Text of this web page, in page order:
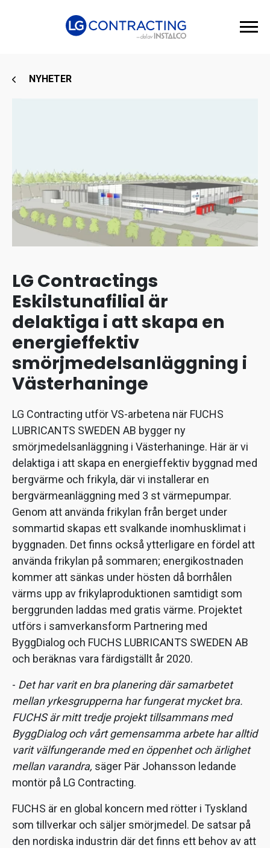
NYHETER
LG Contractings
Eskilstunafilial är
delaktiga i att skapa en
energieffektiv
smörjmedelsanläggning i
Västerhaninge
LG Contracting utför VS-arbetena när FUCHS
LUBRICANTS SWEDEN AB bygger ny
smörjmedelsanläggning i Västerhaninge. Här är vi
delaktiga i att skapa en energieffektiv byggnad med
bergvärme och frikyla, där vi installerar en
bergvärmeanläggning med 3 st värmepumpar.
Genom att använda frikylan från berget under
sommartid skapas ett svalkande inomhusklimat i
byggnaden. Det finns också ytterligare en fördel att
använda frikylan på sommaren; energikostnaden
kommer att sänkas under hösten då borrhålen
värms upp av frikylaproduktionen samtidigt som
berggrunden laddas med gratis värme. Projektet
utförs i samverkansform Partnering med
ByggDialog och FUCHS LUBRICANTS SWEDEN AB
och beräknas vara färdigställt år 2020.
- Det har varit en bra planering där samarbetet
mellan yrkesgrupperna har fungerat mycket bra.
FUCHS är mitt tredje projekt tillsammans med
ByggDialog och vårt gemensamma arbete har alltid
varit välfungerande med en öppenhet och ärlighet
mellan varandra, säger Pär Johansson ledande
montör på LG Contracting.
FUCHS är en global koncern med rötter i Tyskland
som tillverkar och säljer smörjmedel. De satsar på
den nordiska industrin där det finns ett behov av att